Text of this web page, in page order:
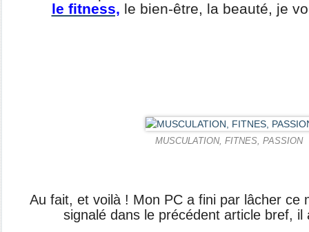
le fitness, le bien-être, la beauté, je
MUSCULATION, FITNES, PASSION
Au fait, et voilà ! Mon PC a fini par lâcher ce
signalé dans le précédent article bref, il